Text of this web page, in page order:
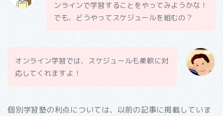
ンラインで学習することをやってみようかな！
でも、どうやってスケジュールを組むの？
オンライン学習では、スケジュールも柔軟に対
応してくれますよ！
個別学習塾の利点については、以前の記事に掲載していま